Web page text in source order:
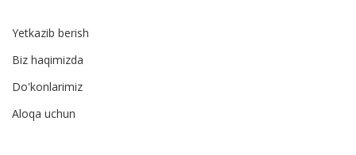
Yetkazib berish
Biz haqimizda
Do'konlarimiz
Aloqa uchun